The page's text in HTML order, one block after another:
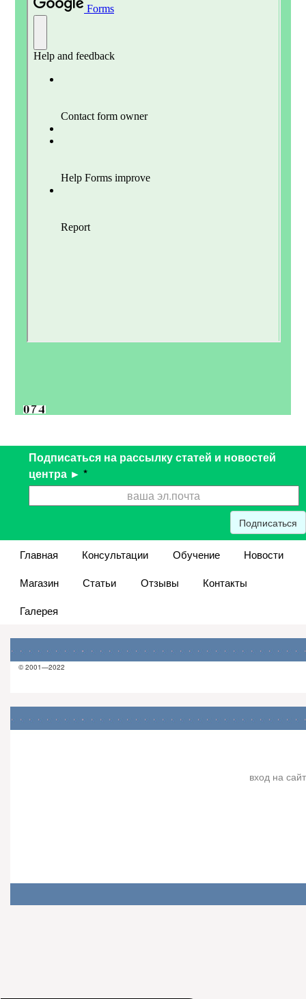
Подписаться на рассылку статей и новостей
центра ► *
Подписаться
Главная Консультации Обучение
Новости
Магазин
Статьи Отзывы
Контакты
Галерея
© 2001—2022
вход на сайт